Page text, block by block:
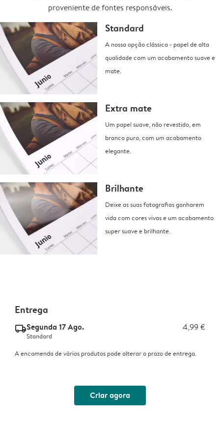
proveniente de fontes responsáveis.
Standard
A nossa opção clássica - papel de alta
qualidade com um acabamento suave e
mate.
Extra mate
Um papel suave, não revestido, em
branco puro, com um acabamento
elegante.
Brilhante
Deixe as suas fotografias ganharem
vida com cores vivas e um acabamento
super suave e brilhante.
Entrega
delivery_standard_v2Segunda 17 Ago. 4,99 €
Standard
A encomenda de vários produtos pode alterar o prazo de entrega.
Criar agora